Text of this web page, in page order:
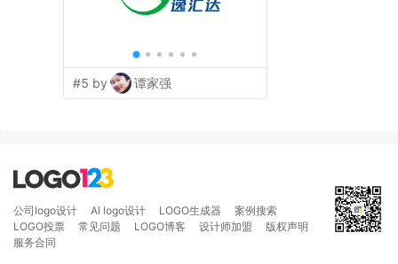
#5 by 谭家强
公司logo设计 AI logo设计 LOGO生成器
案例搜索
LOGO投票
常见问题 LOGO博客 设计师加盟
版权声明
服务合同